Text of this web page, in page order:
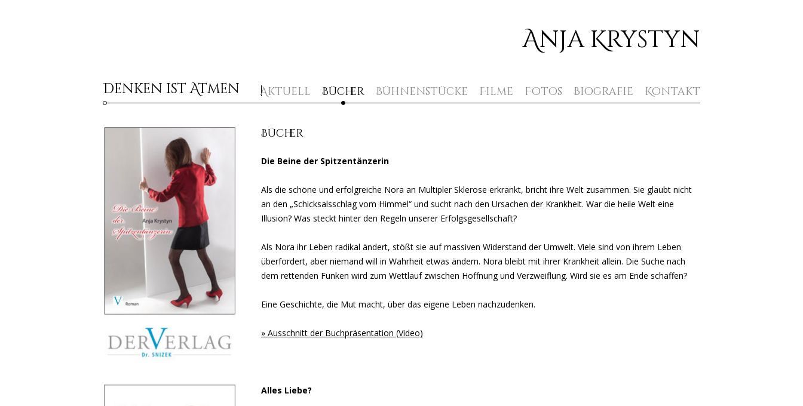
Denken ist Atmen
Anja Krystyn
Aktuell Bücher Bühnenstücke Filme Fotos Biografie Kontakt
Bücher
Die Beine der Spitzentänzerin
Als die schöne und erfolgreiche Nora an Multipler Sklerose erkrankt, bricht ihre Welt zusammen. Sie glaubt nicht
an den „Schicksalsschlag vom Himmel“ und sucht nach den Ursachen der Krankheit. War die heile Welt eine
Illusion? Was steckt hinter den Regeln unserer Erfolgsgesellschaft?
Als Nora ihr Leben radikal ändert, stößt sie auf massiven Widerstand der Umwelt. Viele sind von ihrem Leben
überfordert, aber niemand will in Wahrheit etwas ändern. Nora bleibt mit ihrer Krankheit allein. Die Suche nach
dem rettenden Funken wird zum Wettlauf zwischen Hoffnung und Verzweiflung. Wird sie es am Ende schaffen?
Eine Geschichte, die Mut macht, über das eigene Leben nachzudenken.
» Ausschnitt der Buchpräsentation (Video)
Alles Liebe?